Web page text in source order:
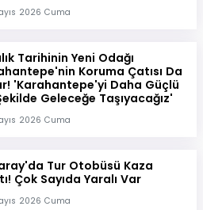
2026 Cuma
Tarihinin Yeni Odağı
Koruma Çatısı Da
'Karahantepe'yi Daha Güçlü
Geleceğe Taşıyacağız'
2026 Cuma
Tur Otobüsü Kaza
Çok Sayıda Yaralı Var
2026 Cuma